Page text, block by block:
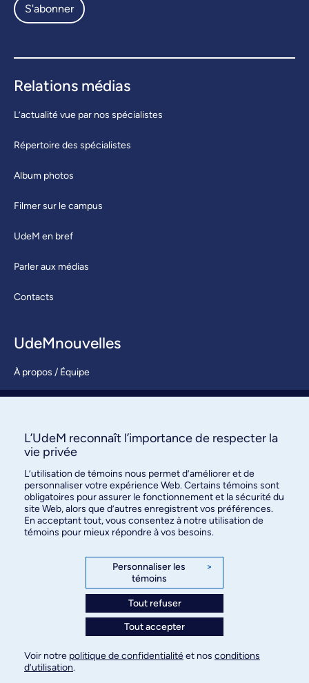
S'abonner
Relations médias
L’actualité vue par nos spécialistes
Répertoire des spécialistes
Album photos
Filmer sur le campus
UdeM en bref
Parler aux médias
Contacts
UdeMnouvelles
À propos / Équipe
S’abonner
des relations publiques
3744, rue Jean-Brillant, bureau 490
Montréal (Québec) H3T 1P1
Paramètres des témoins
© Université de Montréal, 2026. Tous droits
L’UdeM reconnaît l’importance de respecter la
vie privée
L’utilisation de témoins nous permet d’améliorer et de
personnaliser votre expérience Web. Certains témoins sont
obligatoires pour assurer le fonctionnement et la sécurité du
site Web, alors que d’autres enregistrent vos préférences.
En acceptant tout, vous consentez à notre utilisation de
témoins pour mieux répondre à vos besoins.
Personnaliser les
témoins
>
Tout refuser
Tout accepter
Voir notre politique de confidentialitéet nos conditions
d’utilisation.